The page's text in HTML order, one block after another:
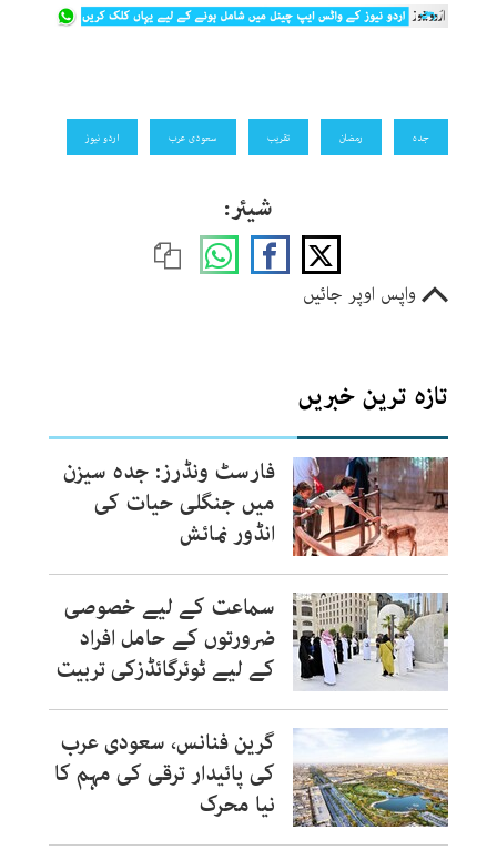
جدہ رمضان تقریب سعودی عرب اردو نیوز
شیئر:
واپس اوپر جائیں
تازہ ترین خبریں
فارسٹ ونڈرز: جدہ سیزن
میں جنگلی حیات کی
انڈور نمائش
سماعت کے لیے خصوصی
ضرورتوں کے حامل افراد
کے لیے ٹوئرگائڈزکی تربیت
گرین فنانس، سعودی عرب
کی پائیدار ترقی کی مہم کا
نیا محرک